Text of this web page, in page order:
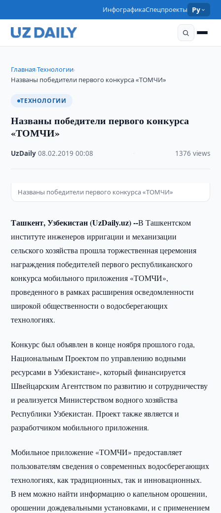
ИнфографикаСпецпроекты Ру
Главная›Технологии›
Названы победители первого конкурса «ТОМЧИ»
ТЕХНОЛОГИИ
Названы победители первого конкурса
«ТОМЧИ»
UzDaily ·08.02.2019 ·00:08 1376 views
Названы победители первого конкурса «ТОМЧИ»
Ташкент, Узбекистан (UzDaily.uz) --В Ташкентском
институте инженеров ирригации и механизации
сельского хозяйства прошла торжественная церемония
награждения победителей первого республиканского
конкурса мобильного приложения «ТОМЧИ»,
проведенного в рамках расширения осведомленности
широкой общественности о водосберегающих
технологиях.
Конкурс был объявлен в конце ноября прошлого года,
Национальным Проектом по управлению водными
ресурсами в Узбекистане», который финансируется
Швейцарским Агентством по развитию и сотрудничеству
и реализуется Министерством водного хозяйства
Республики Узбекистан. Проект также является и
разработчиком мобильного приложения.
Мобильное приложение «ТОМЧИ» предоставляет
пользователям сведения о современных водосберегающих
технологиях, как традиционных, так и инновационных.
В нем можно найти информацию о капельном орошении,
орошении дождевальными установками, и с применением